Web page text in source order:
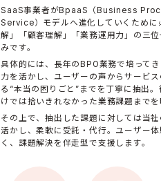
SaaS事業者がBpaaS（Business
Service）モデルへ進化していくために
解」「顧客理解」「業務運用力」の三
みです。
具体的には、長年のBPO業務で培って
力を活かし、ユーザーの声からサービス
る“本当の困りごと”までを丁寧に抽出
けでは拾いきれなかった業務課題までを
その上で、抽出した課題に対しては当
活かし、柔軟に受託・代行。ユーザー
く、課題解決を伴走型で支援します。